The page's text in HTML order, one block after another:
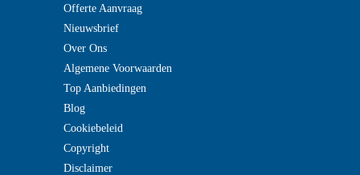
Offerte Aanvraag
Nieuwsbrief
Over Ons
Algemene Voorwaarden
Top Aanbiedingen
Blog
Cookiebeleid
Copyright
Disclaimer